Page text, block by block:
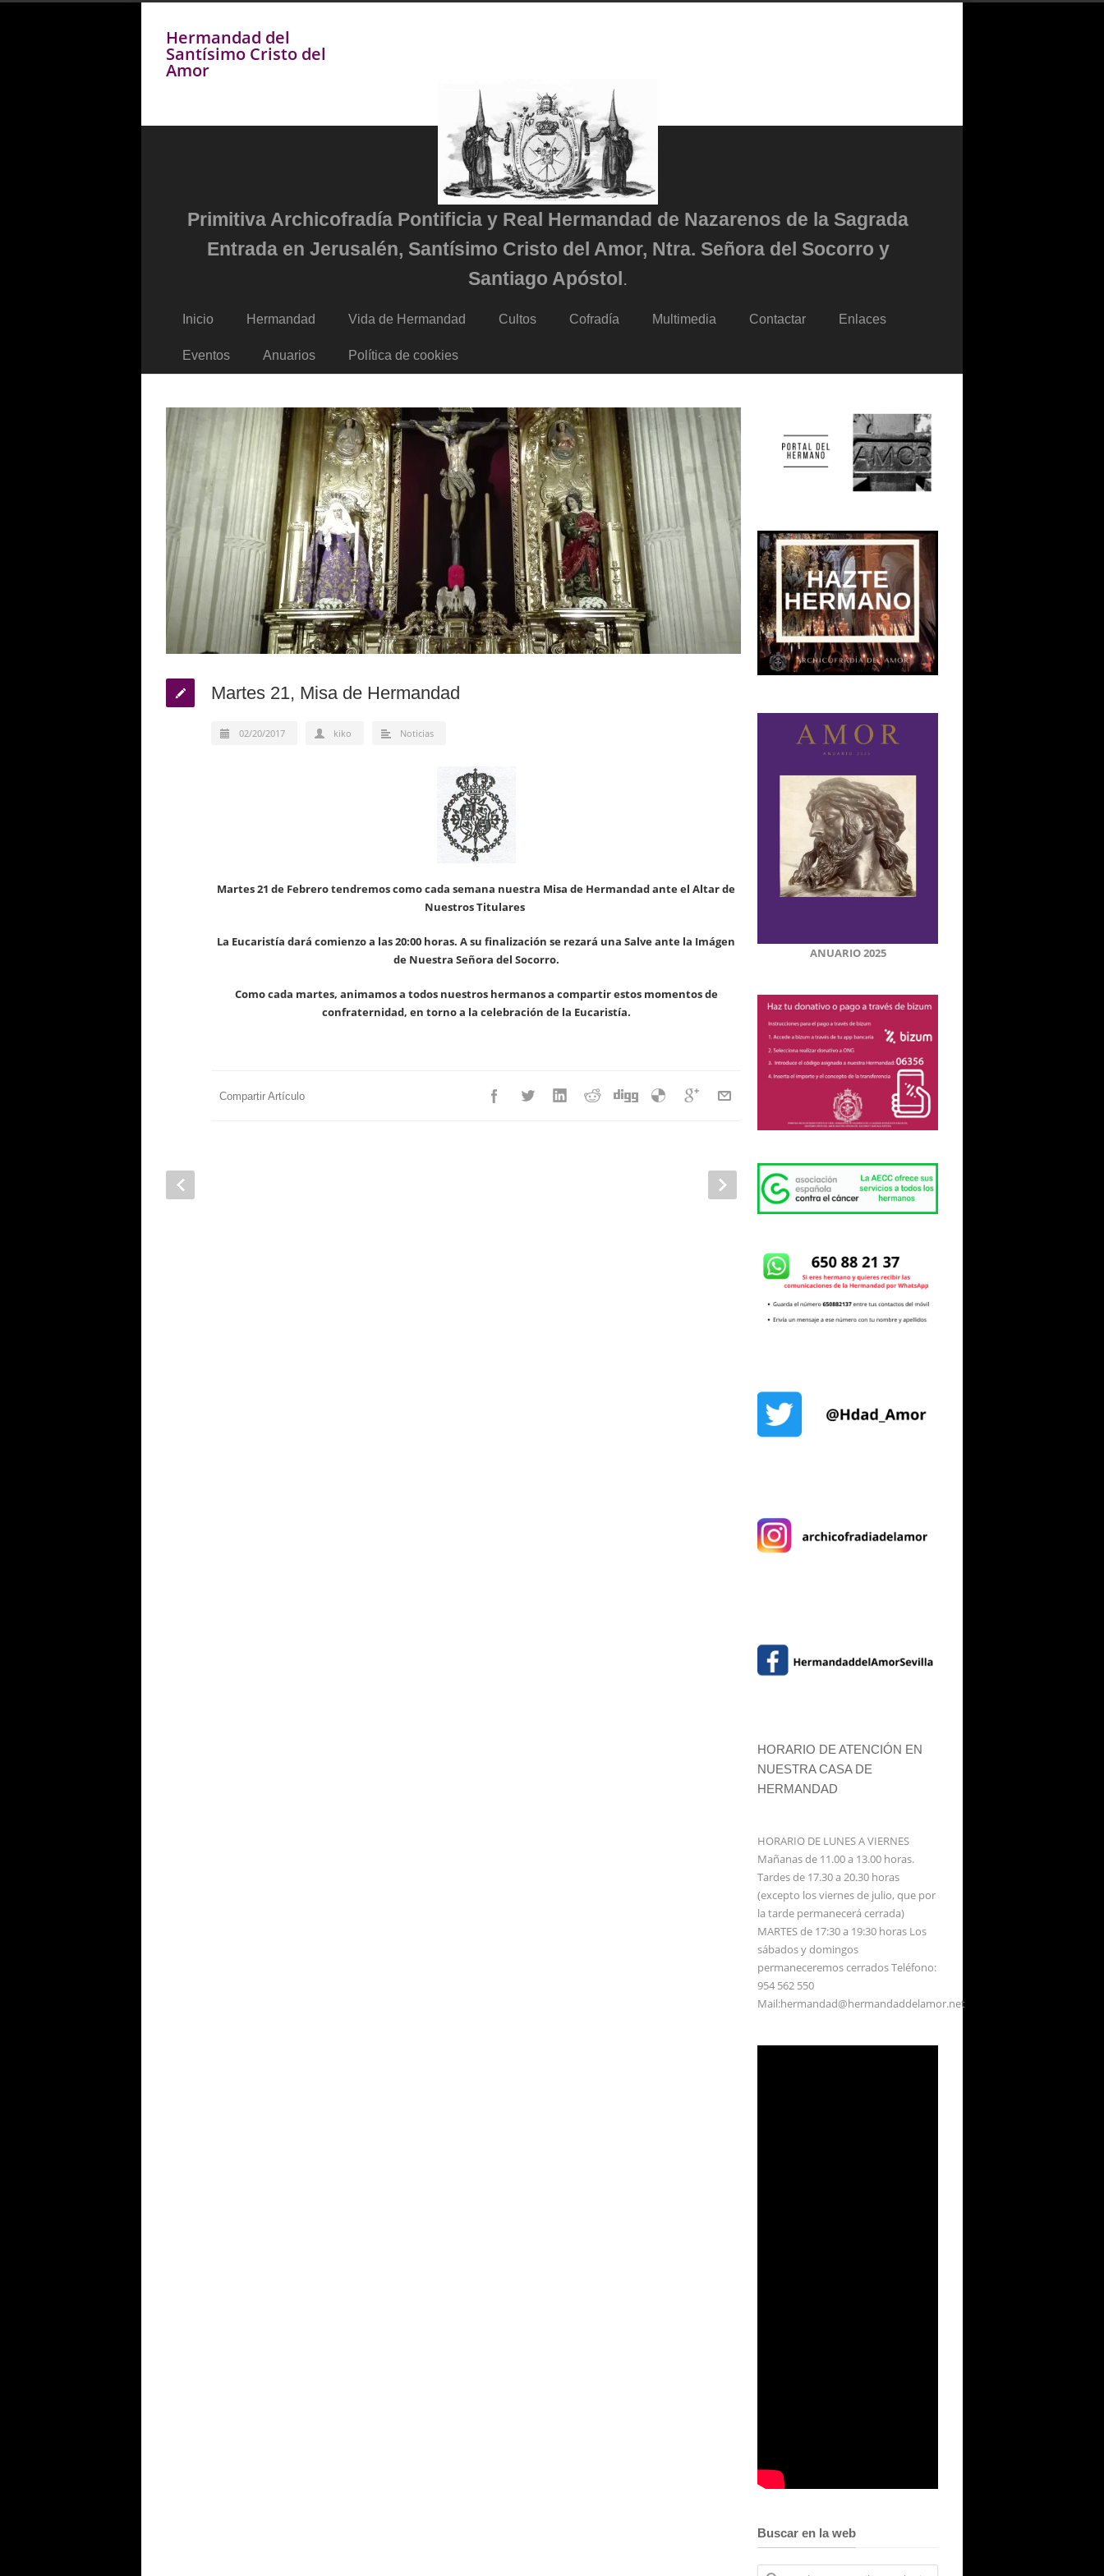
Hermandad del
Santísimo Cristo del
Amor
Primitiva Archicofradía Pontificia y Real Hermandad de Nazarenos de la Sagrada
Entrada en Jerusalén, Santísimo Cristo del Amor, Ntra. Señora del Socorro y
Santiago Apóstol.
Inicio Hermandad Vida de Hermandad Cultos Cofradía Multimedia Contactar Enlaces
Eventos Anuarios Política de cookies
Martes 21, Misa de Hermandad
02/20/2017 kiko Noticias
Martes 21 de Febrero tendremos como cada semana nuestra Misa de Hermandad ante el Altar de
Nuestros Titulares
La Eucaristía dará comienzo a las 20:00 horas. A su finalización se rezará una Salve ante la Imágen
de Nuestra Señora del Socorro.
Como cada martes, animamos a todos nuestros hermanos a compartir estos momentos de
confraternidad, en torno a la celebración de la Eucaristía.
Compartir Artículo
ANUARIO 2025
HORARIO DE ATENCIÓN EN
NUESTRA CASA DE
HERMANDAD
HORARIO DE LUNES A VIERNES
Mañanas de 11.00 a 13.00 horas.
Tardes de 17.30 a 20.30 horas
(excepto los viernes de julio, que por
la tarde permanecerá cerrada)
MARTES de 17:30 a 19:30 horas Los
sábados y domingos
permaneceremos cerrados Teléfono:
954 562 550
Mail:hermandad@hermandaddelamor.net
Buscar en la web